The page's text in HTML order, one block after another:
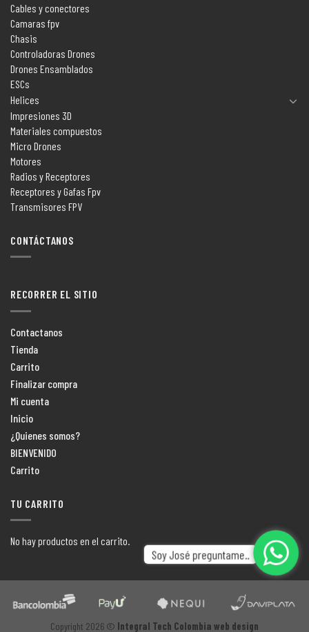
Cables y conectores
Camaras fpv
Chasis
Controladoras Drones
Drones Ensamblados
ESCs
Helices
Impresiones 3D
Materiales compuestos
Micro Drones
Motores
Radios y Receptores
Receptores y Gafas Fpv
Transmisores FPV
CONTÁCTANOS
RECORRER EL SITIO
Contactanos
Tienda
Carrito
Finalizar compra
Mi cuenta
Inicio
¿Quienes somos?
BIENVENIDO
Carrito
TU CARRITO
No hay productos en el carrito.
Copyright 2026 © Integral Tech Colombia web design
Soy José preguntame..